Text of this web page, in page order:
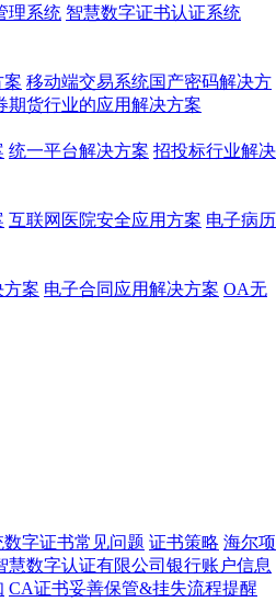
理系统 智慧数字证书认证系统
案 移动端交易系统国产密码解决方
期货行业的应用解决方案
统一平台解决方案 招投标行业解决
互联网医院安全应用方案 电子病历
方案 电子合同应用解决方案 OA无
字证书常见问题 证书策略 海尔项
慧数字认证有限公司银行账户信息
CA证书妥善保管&挂失流程提醒